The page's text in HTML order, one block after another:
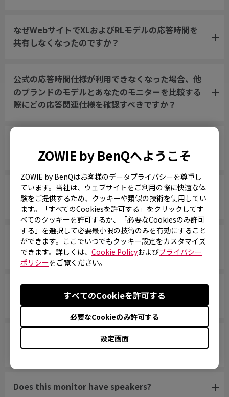
ZOWIE by BenQへようこそ
ZOWIE by BenQはお客様のデータプライバシーを尊重し
ています。当社は、ウェブサイトをご利用の際に快適な体
験をご提供するため、クッキーや類似の技術を使用してい
ます。「すべてのCookiesを許可する」をクリックしてす
べてのクッキーを許可するか、「必要なCookiesのみ許可
する」を選択して必要最小限の技術のみを有効にすること
ができます。ここでいつでもクッキー設定をカスタマイズ
できます。詳しくは、 Cookie Policyおよびプライバシー
ポリシーをご覧ください。
設定画面
必要なCookieのみ許可する
すべてのCookieを許可する
なぜWebサイトでXLおよびRLモデルの応答時間を
共有しなくなったのですか？
公式の応答時間仕様が利用できなくなった場合、他
のブランドのモデルとあなたのモニターを比較する
際にどの応答関連仕様を確認すべきですか？
けが水銀フリーですか？
PS5およびXbox Series X/Sに対応する可変リフレッ
シュレート (VRR) 対応モデルはどれですか？
Does my monitor support NVIDIA G-Sync
compatibility?
このモニターにどのVESAマウントを使用すれば良い
このモニターは220Vまたは110Vに対応しています
か？
Does this monitor have speakers?